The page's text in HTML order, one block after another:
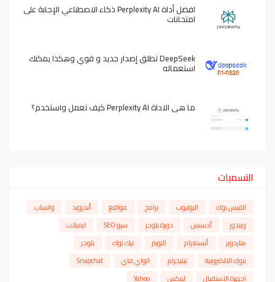
افضل أداة Perplexity AI ذكاء الاصطناعي الإجابة على
امتحانات
DeepSeek تطلق إصدار جديد و قوي وهكذا يمكنك
استعماله
ما هي الاداة Perplexity AI كيف تعمل واستخدم؟
التسميات
الفيس بوك اليوتيوب برامج مواقع أندرويد
واتساب
ويندوز
أدسنس دورة بلوجر سيو SEO
ايميلات
هاردوير
أنستغرام التويتر تيك توك
بلوجر
بنوك الالكترونية
تيليجرام الواي فاي
Snapchat
اجهزة الاستقبال
لينكس Yahoo